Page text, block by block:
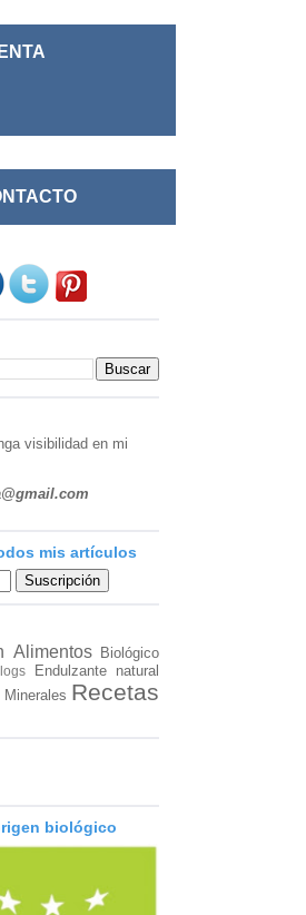
visibilidad en mi
mis artículos
Alimentos
Biológico
Endulzante natural
Minerales Recetas
biológico